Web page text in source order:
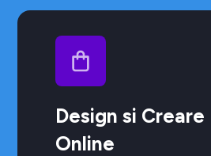
Design si Creare
Online